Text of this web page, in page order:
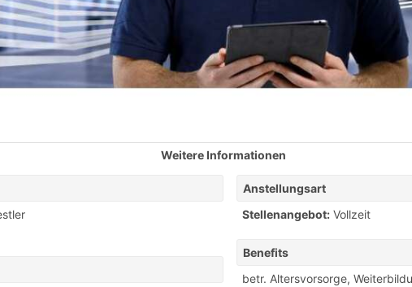
Weitere Informationen
Anstellungsart
Stellenangebot: Vollzeit
Benefits
betr. Altersvorsorge,